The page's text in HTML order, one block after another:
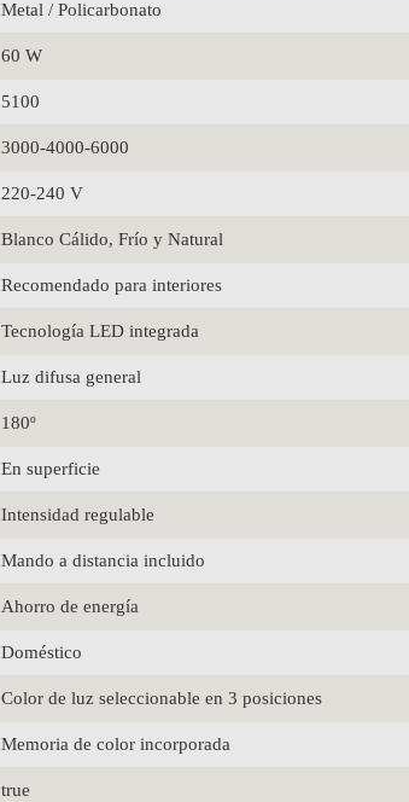
Metal / Policarbonato
60 W
5100
3000-4000-6000
220-240 V
Blanco Cálido, Frío y Natural
Recomendado para interiores
Tecnología LED integrada
Luz difusa general
180º
En superficie
Intensidad regulable
Mando a distancia incluido
Ahorro de energía
Doméstico
Color de luz seleccionable en 3 posiciones
Memoria de color incorporada
true